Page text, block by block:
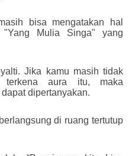
bisa mengatakan hal
Mulia Singa" yang
Jika kamu masih tidak
terkena aura itu, maka
dipertanyakan.
di ruang tertutup